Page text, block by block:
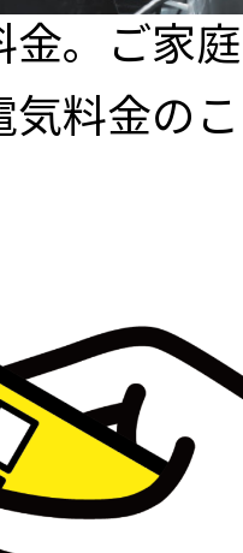
金。ご家庭
気料金のこ